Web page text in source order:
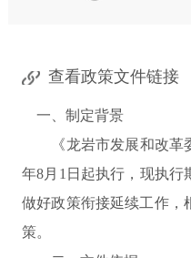
查看政策文件链接
一、 制定背景
《龙岩市发展和改
年8月1日起执行，现执行
做好政策衔接延续工作，
策。